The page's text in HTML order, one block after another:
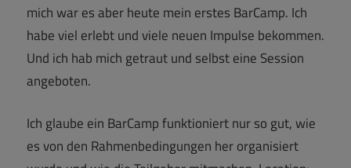
mich war es aber heute mein erstes BarCamp. Ich
habe viel erlebt und viele neuen Impulse bekommen.
Und ich hab mich getraut und selbst eine Session
angeboten.
Ich glaube ein BarCamp funktioniert nur so gut, wie
es von den Rahmenbedingungen her organisiert